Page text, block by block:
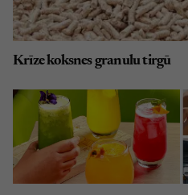
Krīze koksnes granulu tirgū